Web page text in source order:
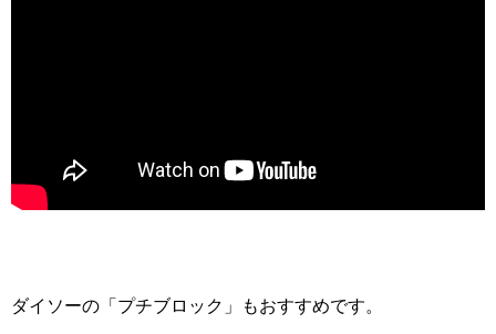
ダイソーの「プチブロック」もおすすめです。